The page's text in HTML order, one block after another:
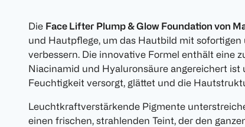
Die Face Lifter Plump & Glow Foundation von
und Hautpflege, um das Hautbild mit sofortigen
verbessern. Die innovative Formel enthält eine
Niacinamid und Hyaluronsäure angereichert
Feuchtigkeit versorgt, glättet und die
Leuchtkraftverstärkende Pigmente
einen frischen, strahlenden Teint, der den